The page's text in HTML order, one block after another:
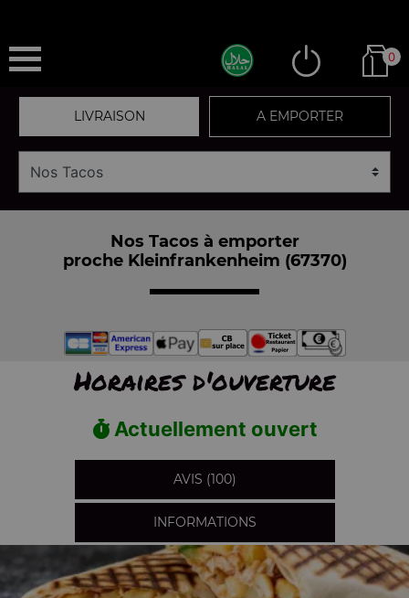
0
LIVRAISON A EMPORTER
Nos Tacos à emporter
proche Kleinfrankenheim (67370)
Horaires d'ouverture
Actuellement ouvert
AVIS (100)
INFORMATIONS